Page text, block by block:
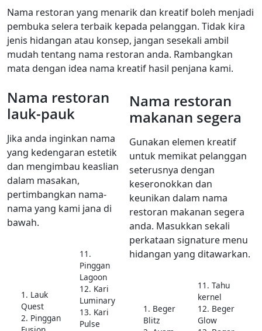
Nama restoran yang menarik dan kreatif boleh menjadi
pembuka selera terbaik kepada pelanggan. Tidak kira
jenis hidangan atau konsep, jangan sesekali ambil
mudah tentang nama restoran anda. Rambangkan
mata dengan idea nama kreatif hasil penjana kami.
Nama restoran
lauk-pauk
Jika anda inginkan nama
yang kedengaran estetik
dan mengimbau keaslian
dalam masakan,
pertimbangkan nama-
nama yang kami jana di
bawah.
1. Lauk
Quest
2. Pinggan
11.
Pinggan
Lagoon
12. Kari
Luminary
13. Kari
Pulse
Nama restoran
makanan segera
Gunakan elemen kreatif
untuk memikat pelanggan
seterusnya dengan
keseronokkan dan
keunikan dalam nama
restoran makanan segera
anda. Masukkan sekali
perkataan signature menu
hidangan yang ditawarkan.
1. Beger
Blitz
11. Tahu
kernel
12. Beger
Glow